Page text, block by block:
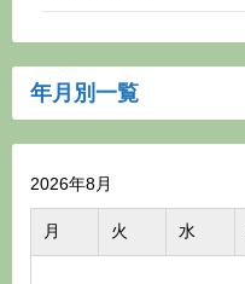
年月別一覧
2026年8月
月 火 水